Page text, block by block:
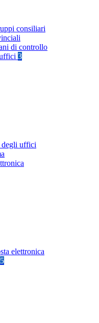
consiliari
di controllo
3
uffici
elettronica
5